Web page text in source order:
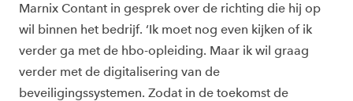
Marnix Contant in gesprek over de richting die hij op
wil binnen het bedrijf. ‘Ik moet nog even kijken of ik
verder ga met de hbo-opleiding. Maar ik wil graag
verder met de digitalisering van de
beveiligingssystemen. Zodat in de toekomst de